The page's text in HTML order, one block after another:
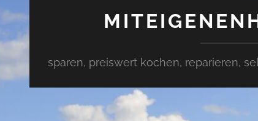
sparen, preiswert kochen, reparieren,